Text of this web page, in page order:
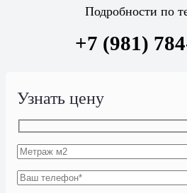
Подробности по
+7 (981)
Узнать цену